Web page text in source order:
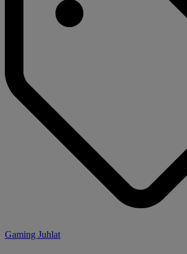
Gaming Juhlat